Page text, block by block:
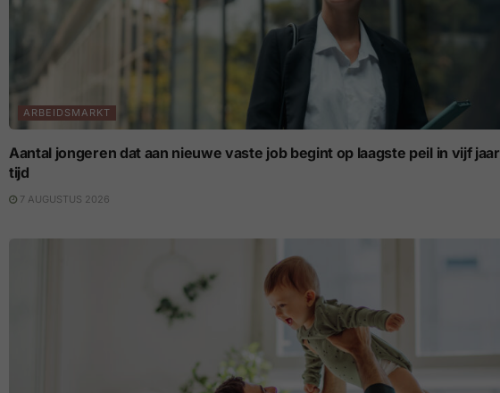
ARBEIDSMARKT
Aantal jongeren dat aan nieuwe vaste job begint op laagste peil in vijf jaar
tijd
7 AUGUSTUS 2026